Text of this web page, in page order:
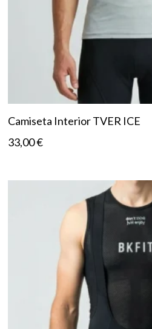
Camiseta Interior TVER ICE
33,00€